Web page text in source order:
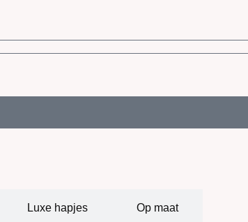
Luxe hapjes Op maat